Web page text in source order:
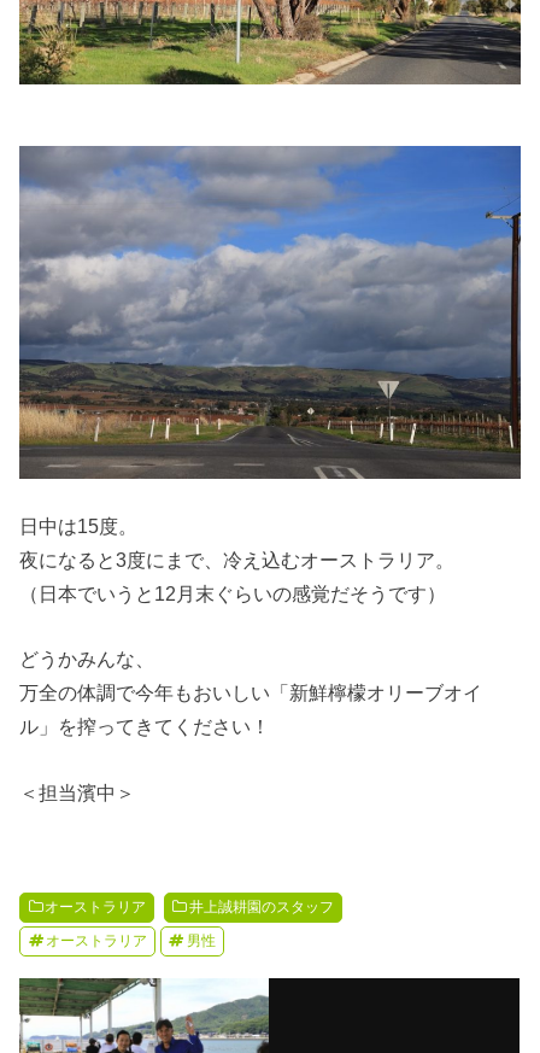
日中は15度。
夜になると3度にまで、冷え込むオーストラリア。
（日本でいうと12月末ぐらいの感覚だそうです）
どうかみんな、
万全の体調で今年もおいしい「新鮮檸檬オリーブオイ
ル」を搾ってきてください！
＜担当濱中＞
オーストラリア 井上誠耕園のスタッフ
オーストラリア 男性